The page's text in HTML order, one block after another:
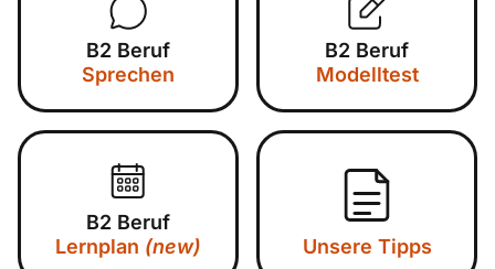
B2 Beruf
Sprechen
B2 Beruf
Modelltest
B2 Beruf
Lernplan (new) Unsere Tipps